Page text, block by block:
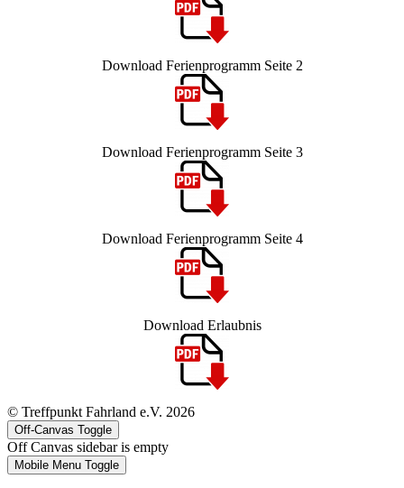
Download Ferienprogramm Seite 2
Download Ferienprogramm Seite 3
Download Ferienprogramm Seite 4
Download Erlaubnis
© Treffpunkt Fahrland e.V. 2026
Off-Canvas Toggle
Off Canvas sidebar is empty
Mobile Menu Toggle